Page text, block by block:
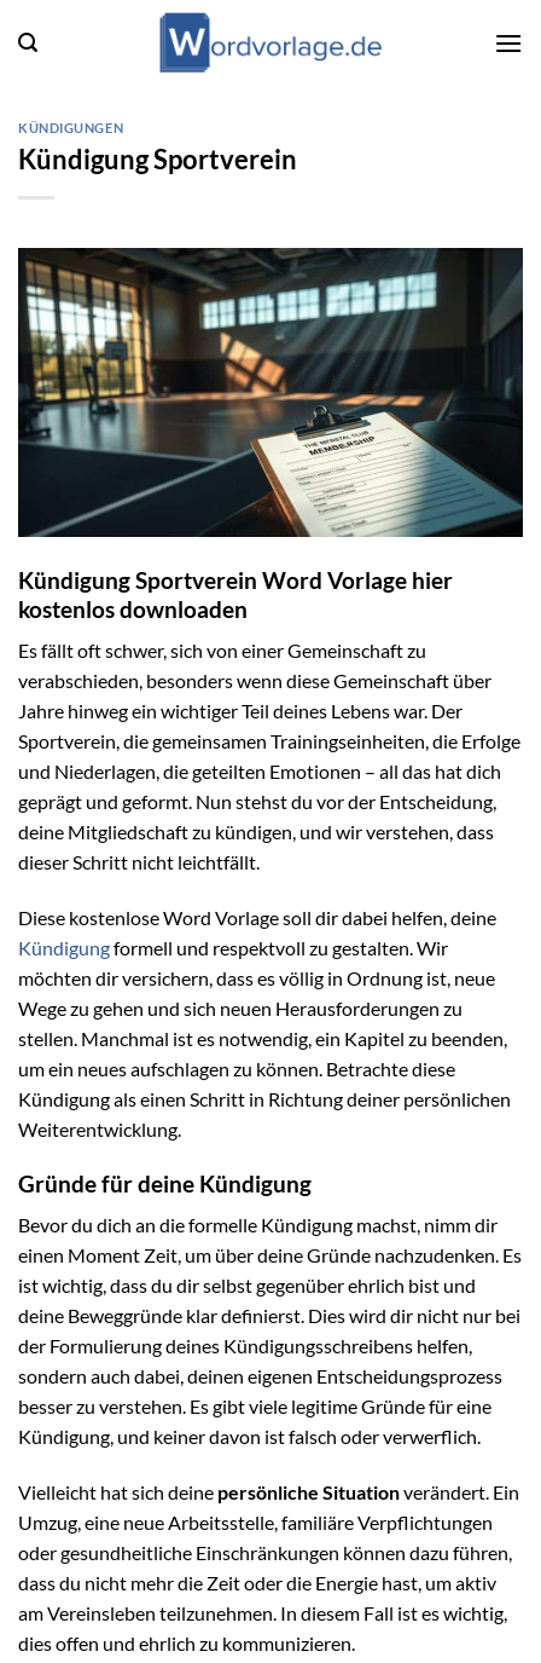
Inhalt
KÜNDIGUNGEN
Kündigung Sportverein
Kündigung Sportverein Word Vorlage hier
kostenlos downloaden
Es fällt oft schwer, sich von einer Gemeinschaft zu
verabschieden, besonders wenn diese Gemeinschaft über
Jahre hinweg ein wichtiger Teil deines Lebens war. Der
Sportverein, die gemeinsamen Trainingseinheiten, die Erfolge
und Niederlagen, die geteilten Emotionen – all das hat dich
geprägt und geformt. Nun stehst du vor der Entscheidung,
deine Mitgliedschaft zu kündigen, und wir verstehen, dass
dieser Schritt nicht leichtfällt.
Diese kostenlose Word Vorlage soll dir dabei helfen, deine
Kündigungformell und respektvoll zu gestalten. Wir
möchten dir versichern, dass es völlig in Ordnung ist, neue
Wege zu gehen und sich neuen Herausforderungen zu
stellen. Manchmal ist es notwendig, ein Kapitel zu beenden,
um ein neues aufschlagen zu können. Betrachte diese
Kündigung als einen Schritt in Richtung deiner persönlichen
Weiterentwicklung.
Gründe für deine Kündigung
Bevor du dich an die formelle Kündigung machst, nimm dir
einen Moment Zeit, um über deine Gründe nachzudenken. Es
ist wichtig, dass du dir selbst gegenüber ehrlich bist und
deine Beweggründe klar definierst. Dies wird dir nicht nur bei
der Formulierung deines Kündigungsschreibens helfen,
sondern auch dabei, deinen eigenen Entscheidungsprozess
besser zu verstehen. Es gibt viele legitime Gründe für eine
Kündigung, und keiner davon ist falsch oder verwerflich.
Vielleicht hat sich deine persönliche Situationverändert. Ein
Umzug, eine neue Arbeitsstelle, familiäre Verpflichtungen
oder gesundheitliche Einschränkungen können dazu führen,
dass du nicht mehr die Zeit oder die Energie hast, um aktiv
am Vereinsleben teilzunehmen. In diesem Fall ist es wichtig,
dies offen und ehrlich zu kommunizieren.